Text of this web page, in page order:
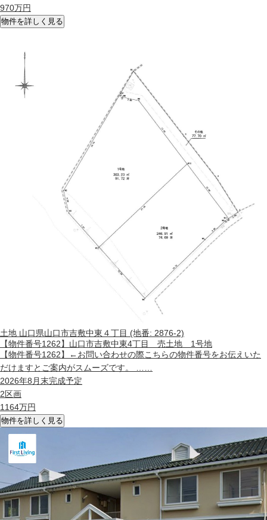
970万円
物件を詳しく見る
土地 山口県山口市吉敷中東４丁目 (地番: 2876-2)
【物件番号1262】山口市吉敷中東4丁目 売土地 1号地
【物件番号1262】←お問い合わせの際こちらの物件番号をお伝えいた
だけますとご案内がスムーズです。 ……
2026年8月末完成予定
2区画
1164万円
物件を詳しく見る